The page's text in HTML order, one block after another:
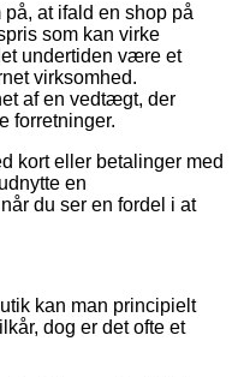
at ifald en shop på
som kan virke
undertiden være et
virksomhed.
af en vedtægt, der
forretninger.
kort eller betalinger med
en
du ser en fordel i at
kan man principielt
dog er det ofte et